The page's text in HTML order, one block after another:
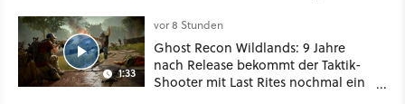
1:33
vor 8 Stunden
Ghost Recon Wildlands: 9 Jahre
nach Release bekommt der Taktik-
Shooter mit Last Rites nochmal ein